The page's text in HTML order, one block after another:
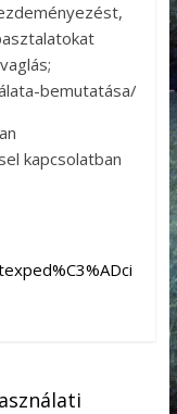
bemutatása/
kapcsolatban